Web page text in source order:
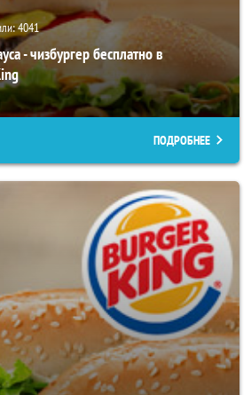
4041
- чизбургер бесплатно в
ПОДРОБНЕЕ